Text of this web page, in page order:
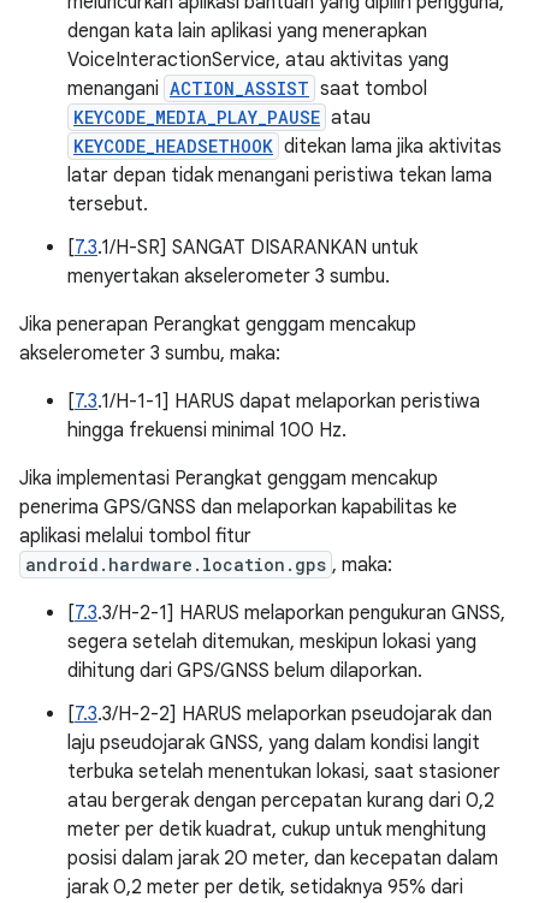
dengan kata lain aplikasi yang menerapkan
VoiceInteractionService, atau aktivitas yang
menangani ACTION_ASSIST saat tombol
KEYCODE_MEDIA_PLAY_PAUSE atau
KEYCODE_HEADSETHOOK ditekan lama jika aktivitas
latar depan tidak menangani peristiwa tekan lama
tersebut.
[7.3.1/H-SR] SANGAT DISARANKAN untuk
menyertakan akselerometer 3 sumbu.
Jika penerapan Perangkat genggam mencakup
akselerometer 3 sumbu, maka:
[7.3.1/H-1-1] HARUS dapat melaporkan peristiwa
hingga frekuensi minimal 100 Hz.
Jika implementasi Perangkat genggam mencakup
penerima GPS/GNSS dan melaporkan kapabilitas ke
aplikasi melalui tombol fitur
android.hardware.location.gps , maka:
[7.3.3/H-2-1] HARUS melaporkan pengukuran GNSS,
segera setelah ditemukan, meskipun lokasi yang
dihitung dari GPS/GNSS belum dilaporkan.
[7.3.3/H-2-2] HARUS melaporkan pseudojarak dan
laju pseudojarak GNSS, yang dalam kondisi langit
terbuka setelah menentukan lokasi, saat stasioner
atau bergerak dengan percepatan kurang dari 0,2
meter per detik kuadrat, cukup untuk menghitung
posisi dalam jarak 20 meter, dan kecepatan dalam
jarak 0,2 meter per detik, setidaknya 95% dari